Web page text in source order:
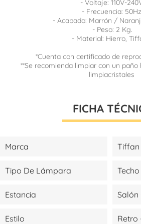
- Voltaje: 110V-
- Frecuencia:
- Acabado: Marrón /
- Peso: 2 Kg.
- Material: Hierro,
*Cuenta con certificado de
**Se recomienda limpiar con un
limpiacristales
FICHA
Marca Tiffan
Tipo De Lámpara Techo
Estancia Salón
Estilo Retro